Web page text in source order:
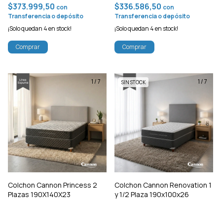
$373.999,50 con
Transferencia o depósito
¡Solo quedan 4en stock!
Comprar
$336.586,50 con
Transferencia o depósito
¡Solo quedan 4en stock!
Comprar
1 /7
Colchon Cannon Princess 2
Plazas 190X140X23
1/7
SIN STOCK
Colchon Cannon Renovation 1
y 1/2 Plaza 190x100x26